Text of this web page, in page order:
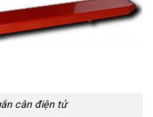
cân điện tử